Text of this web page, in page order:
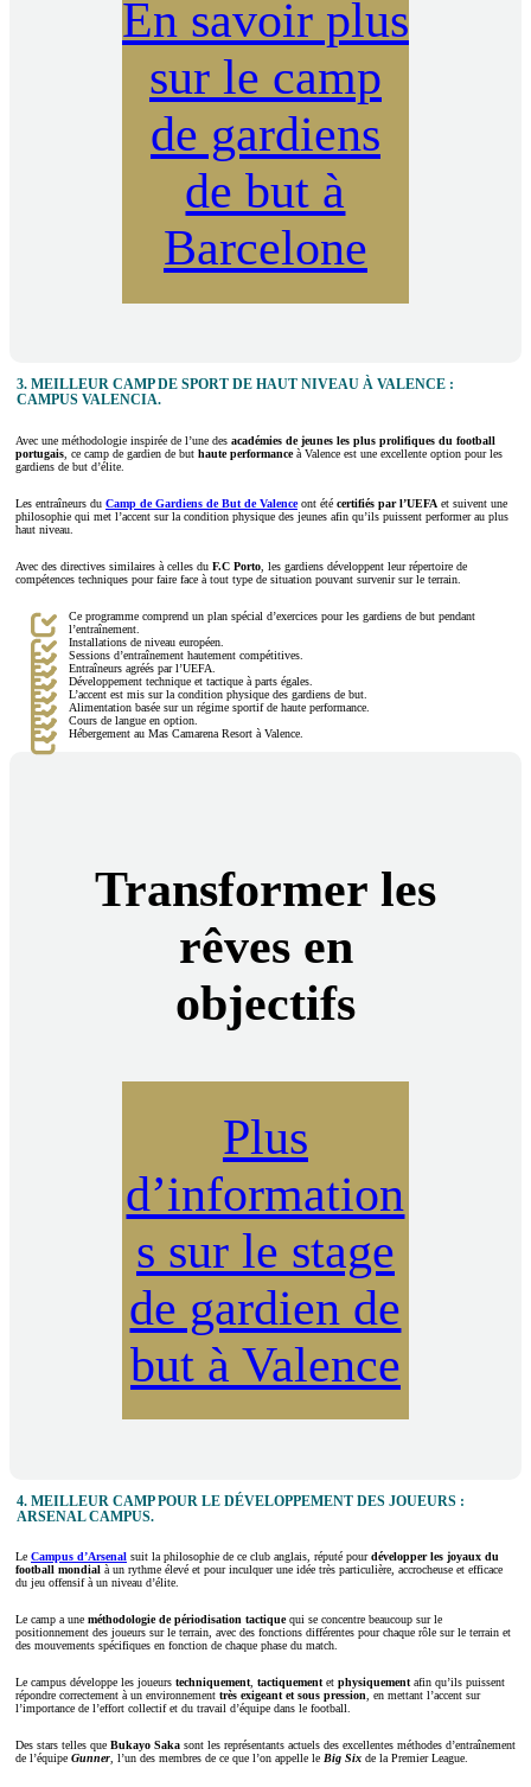
En savoir plus
sur le camp
de gardiens
de but à
Barcelone
3. MEILLEUR CAMP DE SPORT DE HAUT NIVEAU À VALENCE :
CAMPUS VALENCIA.
Avec une méthodologie inspirée de l’une des académies de jeunes les plus prolifiques du football
portugais , ce camp de gardien de but haute performanceà Valence est une excellente option pour les
gardiens de but d’élite.
Les entraîneurs du Camp de Gardiens de But de Valenceont été certifiés par l’UEFA et suivent une
philosophie qui met l’accent sur la condition physique des jeunes afin qu’ils puissent performer au plus
haut niveau.
Avec des directives similaires à celles du F.C Porto , les gardiens développent leur répertoire de
compétences techniques pour faire face à tout type de situation pouvant survenir sur le terrain.
Ce programme comprend un plan spécial d’exercices pour les gardiens de but pendant
l’entraînement.
Installations de niveau européen.
Sessions d’entraînement hautement compétitives.
Entraîneurs agréés par l’UEFA.
Développement technique et tactique à parts égales.
L’accent est mis sur la condition physique des gardiens de but.
Alimentation basée sur un régime sportif de haute performance.
Cours de langue en option.
Hébergement au Mas Camarena Resort à Valence.
Transformer les
rêves en
objectifs
Plus
d’information
s sur le stage
de gardien de
but à Valence
4. MEILLEUR CAMP POUR LE DÉVELOPPEMENT DES JOUEURS :
ARSENAL CAMPUS.
Le Campus d’Arsenal suit la philosophie de ce club anglais, réputé pourdévelopper les joyaux du
football mondial à un rythme élevé et pour inculquer une idée très particulière, accrocheuse et efficace
du jeu offensif à un niveau d’élite.
Le camp a une méthodologie de périodisation tactiquequi se concentre beaucoup sur le
positionnement des joueurs sur le terrain, avec des fonctions différentes pour chaque rôle sur le terrain et
des mouvements spécifiques en fonction de chaque phase du match.
Le campus développe les joueurs techniquement, tactiquementet physiquementafin qu’ils puissent
répondre correctement à un environnement très exigeant et sous pression, en mettant l’accent sur
l’importance de l’effort collectif et du travail d’équipe dans le football.
Des stars telles que Bukayo Saka sont les représentants actuels des excellentes méthodes d’entraînement
de l’équipe Gunner, l’un des membres de ce que l’on appelle le Big Six de la Premier League.